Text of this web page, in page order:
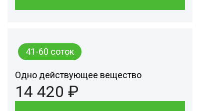
41-60 соток
Одно действующее вещество
14 420 ₽